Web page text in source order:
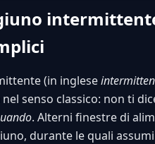
(in inglese
senso classico: non ti
. Alterni finestre di
durante le quali